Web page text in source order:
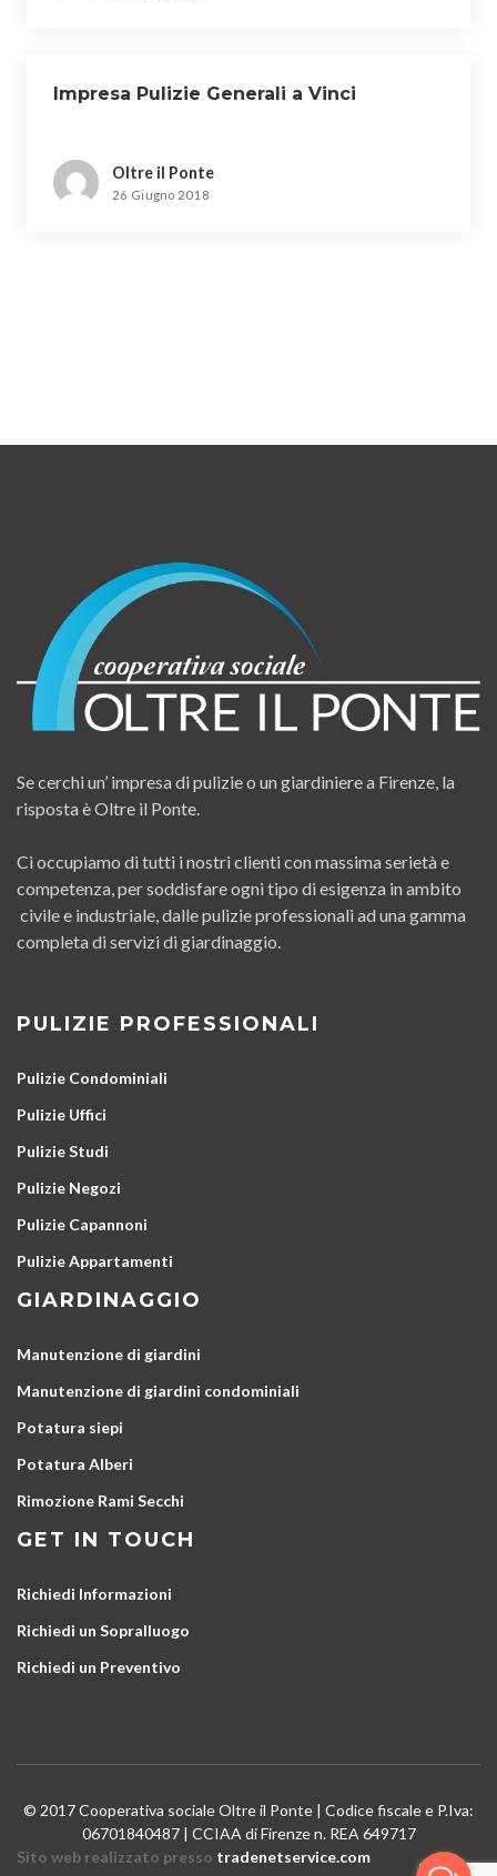
Impresa Pulizie Generali a Vinci
Oltre il Ponte
26 Giugno 2018
Se cerchi un’ impresa di pulizie o un giardiniere a Firenze, la
risposta è Oltre il Ponte.
Ci occupiamo di tutti i nostri clienti con massima serietà e
competenza, per soddisfare ogni tipo di esigenza in ambito
civile e industriale, dalle pulizie professionali ad una gamma
completa di servizi di giardinaggio.
PULIZIE PROFESSIONALI
Pulizie Condominiali
Pulizie Uffici
Pulizie Studi
Pulizie Negozi
Pulizie Capannoni
Pulizie Appartamenti
GIARDINAGGIO
Manutenzione di giardini
Manutenzione di giardini condominiali
Potatura siepi
Potatura Alberi
Rimozione Rami Secchi
GET IN TOUCH
Richiedi Informazioni
Richiedi un Sopralluogo
Richiedi un Preventivo
© 2017 Cooperativa sociale Oltre il Ponte | Codice fiscale e P.Iva:
06701840487 | CCIAA di Firenze n. REA 649717
Sito web realizzato presso tradenetservice.com